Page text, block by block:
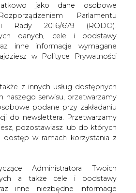
CIRE.TV
jako dane osobowe
Parlamentu
i Rady 2016/679 (RODO).
danych, cele i podstawy
inne informacje wymagane
w Polityce Prywatności
z innych usług dostępnych
naszego serwisu, przetwarzamy
podane przy zakładaniu
do newslettera. Przetwarzamy
pozostawiasz lub do których
dostęp w ramach korzystania z
Administratora Twoich
a także cele i podstawy
inne niezbędne informacje
Ciepło dla
rynek
skomentuj
udostępnij: